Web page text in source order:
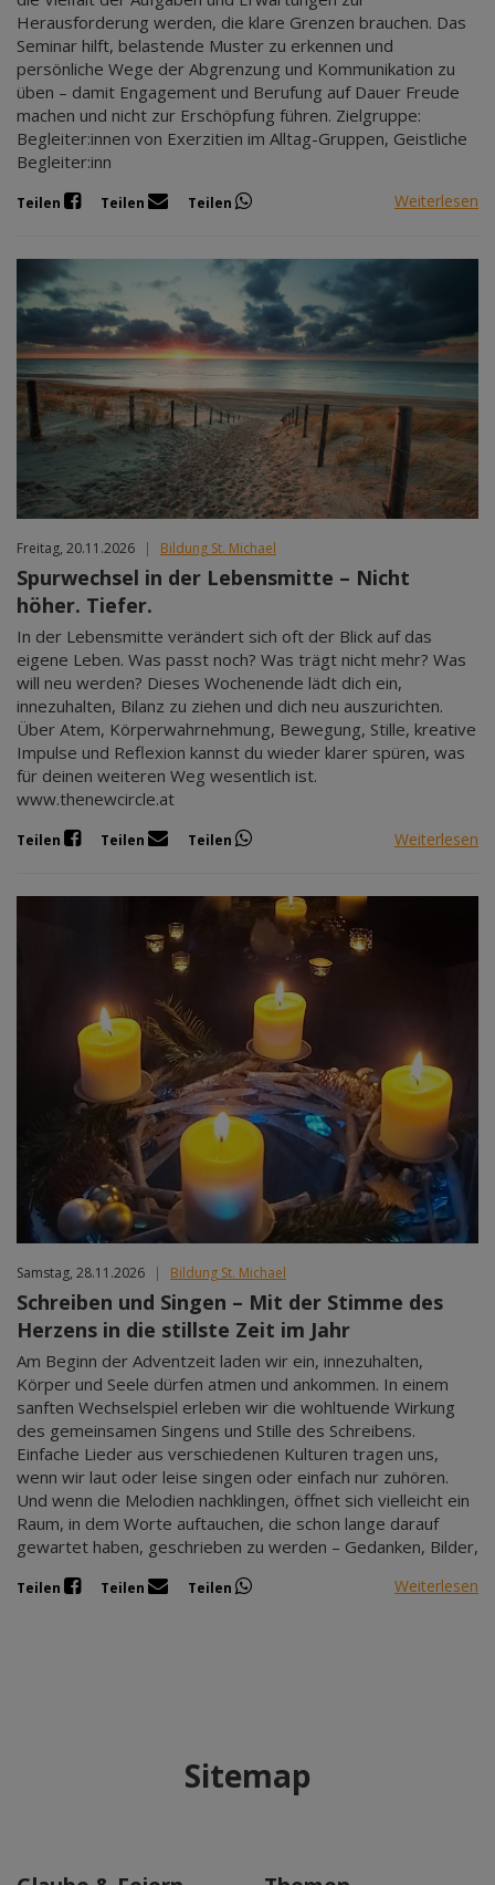
Herausforderung werden, die klare Grenzen brauchen. Das
Seminar hilft, belastende Muster zu erkennen und
persönliche Wege der Abgrenzung und Kommunikation zu
üben – damit Engagement und Berufung auf Dauer Freude
machen und nicht zur Erschöpfung führen. Zielgruppe:
Begleiter:innen von Exerzitien im Alltag-Gruppen, Geistliche
Begleiter:inn
Teilen Teilen Teilen Weiterlesen
Freitag, 20.11.2026 | Bildung St. Michael
Spurwechsel in der Lebensmitte – Nicht
höher. Tiefer.
In der Lebensmitte verändert sich oft der Blick auf das
eigene Leben. Was passt noch? Was trägt nicht mehr? Was
will neu werden? Dieses Wochenende lädt dich ein,
innezuhalten, Bilanz zu ziehen und dich neu auszurichten.
Über Atem, Körperwahrnehmung, Bewegung, Stille, kreative
Impulse und Reflexion kannst du wieder klarer spüren, was
für deinen weiteren Weg wesentlich ist.
www.thenewcircle.at
Teilen Teilen Teilen Weiterlesen
Samstag, 28.11.2026 | Bildung St. Michael
Schreiben und Singen – Mit der Stimme des
Herzens in die stillste Zeit im Jahr
Am Beginn der Adventzeit laden wir ein, innezuhalten,
Körper und Seele dürfen atmen und ankommen. In einem
sanften Wechselspiel erleben wir die wohltuende Wirkung
des gemeinsamen Singens und Stille des Schreibens.
Einfache Lieder aus verschiedenen Kulturen tragen uns,
wenn wir laut oder leise singen oder einfach nur zuhören.
Und wenn die Melodien nachklingen, öffnet sich vielleicht ein
Raum, in dem Worte auftauchen, die schon lange darauf
gewartet haben, geschrieben zu werden – Gedanken, Bilder,
Teilen Teilen Teilen Weiterlesen
Sitemap